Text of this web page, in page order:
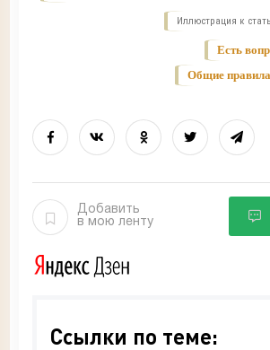
Иллюстрация к
Есть
Общие правила
Добавить
в мою ленту
Ссылки по теме: